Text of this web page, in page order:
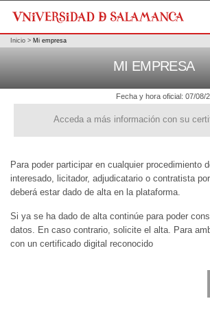
Fecha y hora oficial: 07/08/
Acceda a más información con su
Inicio > Mi empresa
MI EMPRESA
Para poder participar en cualquier procedimiento
interesado, licitador, adjudicatario o contratista
deberá estar dado de alta en la plataforma.
Si ya se ha dado de alta continúe para poder
datos. En caso contrario, solicite el alta. Para
con un certificado digital reconocido